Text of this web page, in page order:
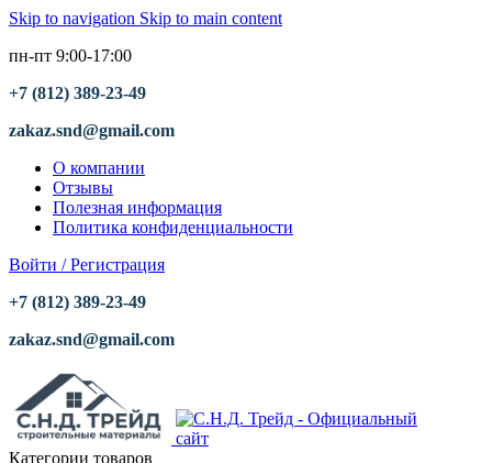
Skip to navigation Skip to main content
пн-пт 9:00-17:00
+7 (812) 389-23-49
zakaz.snd@gmail.com
О компании
Отзывы
Полезная информация
Политика конфиденциальности
Войти / Регистрация
+7 (812) 389-23-49
zakaz.snd@gmail.com
Категории товаров